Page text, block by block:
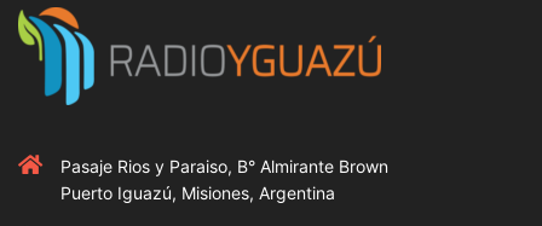
Pasaje Rios y Paraiso, B° Almirante Brown
Puerto Iguazú, Misiones, Argentina